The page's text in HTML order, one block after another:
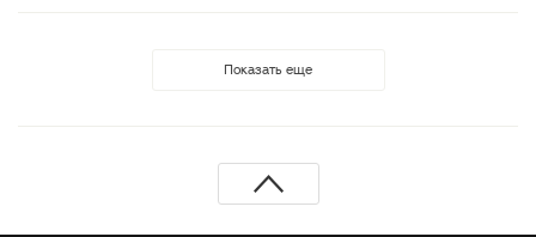
Показать еще